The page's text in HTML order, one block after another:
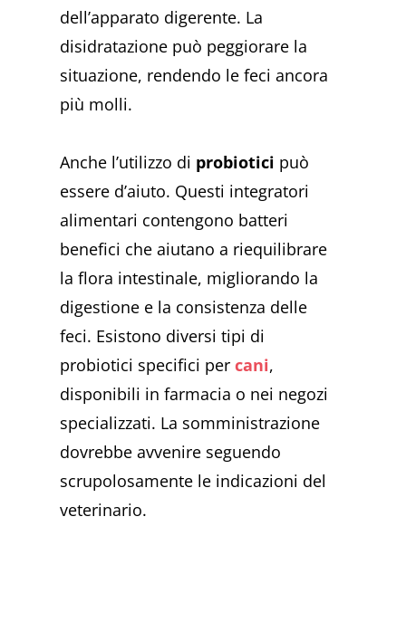
dell’apparato digerente. La
disidratazione può peggiorare la
situazione, rendendo le feci ancora
più molli.
Anche l’utilizzo di probiotici può
essere d’aiuto. Questi integratori
alimentari contengono batteri
benefici che aiutano a riequilibrare
la flora intestinale, migliorando la
digestione e la consistenza delle
feci. Esistono diversi tipi di
probiotici specifici percani,
disponibili in farmacia o nei negozi
specializzati. La somministrazione
dovrebbe avvenire seguendo
scrupolosamente le indicazioni del
veterinario.